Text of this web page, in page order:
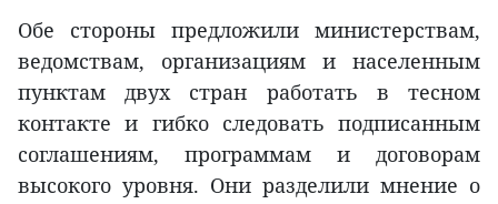
Обе стороны предложили министерствам,
ведомствам, организациям и населенным
пунктам двух стран работать в тесном
контакте и гибко следовать подписанным
соглашениям, программам и договорам
высокого уровня. Они разделили мнение о